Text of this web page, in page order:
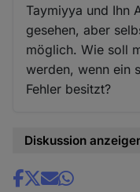
Taymiyya und Ihn
gesehen, aber
möglich. Wie soll
werden, wenn ein
Fehler besitzt?
Diskussion